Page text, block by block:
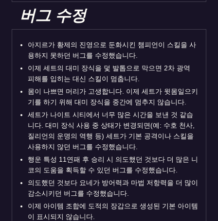
버그 수정
아지르가 황제의 진영으로 둔화시킨 챔피언이 스킬을 사
용하지 못하던 버그를 수정했습니다.
이제 세트의 대미 장식을 덫 발톱으로 막으면 2차 광역
피해를 입히는 대신 스킬이 멈춥니다.
몸이 나쁘면 머리가 고생합니다. 이제 세트가 윗몸일으키
기를 하기 위해 대미 장식을 중간에 멈추지 않습니다.
세트가 나이트 시티에서 너무 많은 시간을 보낸 것 같습
니다. 대미 장식 사용 중 상태가 변경되면(예: 수호 천사,
질리언의 운명의 역행 등) 세트가 기본 공격이나 스킬을
사용하지 않던 버그를 수정했습니다.
행운 특성 11연패 후 승리 시 의도했던 것보다 더 많은 니
코의 도움을 획득할 수 있던 버그를 수정했습니다.
의도했던 것보다 요네가 방어력과 마법 저항력을 더 많이
감소시키던 버그를 수정했습니다.
이제 아이템 조합에 도적의 장갑으로 생성된 기본 아이템
이 표시되지 않습니다.